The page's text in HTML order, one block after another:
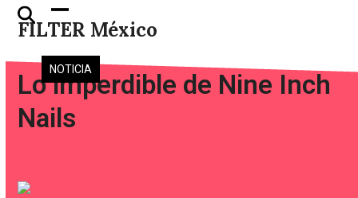
Skip
FILTER México
Open
mobile
menu
Close
mobile
menu
NOTICIA
Lo imperdible de Nine Inch
Nails